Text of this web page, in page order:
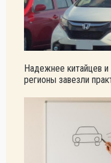
Надежнее китайцев и
регионы завезли